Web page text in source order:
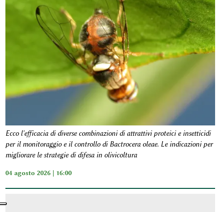
Ecco l'efficacia di diverse combinazioni di attrattivi proteici e insetticidi
per il monitoraggio e il controllo di Bactrocera oleae. Le indicazioni per
migliorare le strategie di difesa in olivicoltura
04 agosto 2026 | 16:00